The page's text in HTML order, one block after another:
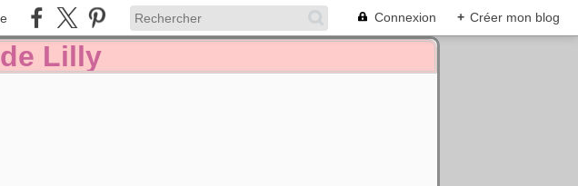
Connexion + Créer mon blog